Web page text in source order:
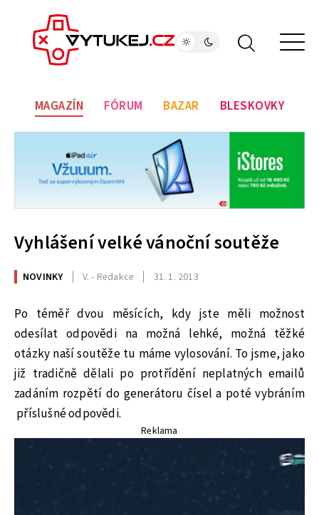
MAGAZÍN FÓRUM BAZAR BLESKOVKY
Vyhlášení velké vánoční soutěže
NOVINKY V. - Redakce 31. 1. 2013
Po téměř dvou měsících, kdy jste měli možnost
odesílat odpovědi na možná lehké, možná těžké
otázky naší soutěže tu máme vylosování. To jsme, jako
již tradičně dělali po protřídění neplatných emailů
zadáním rozpětí do generátoru čísel a poté vybráním
příslušné odpovědi.
Reklama